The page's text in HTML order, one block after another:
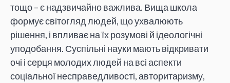
тощо – є надзвичайно важлива. Вища школа
формує світогляд людей, що ухвалюють
рішення, і впливає на їх розумові й ідеологічні
уподобання. Суспільні науки мають відкривати
очі і серця молодих людей на всі аспекти
соціальної несправедливості, авторитаризму,